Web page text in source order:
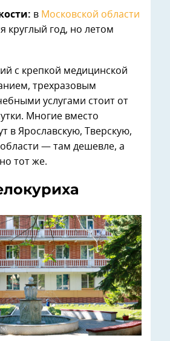
в Московской области
круглый год, но летом
с крепкой медицинской
трехразовым
услугами стоит от
Многие вместо
в Ярославскую, Тверскую,
— там дешевле, а
тот же.